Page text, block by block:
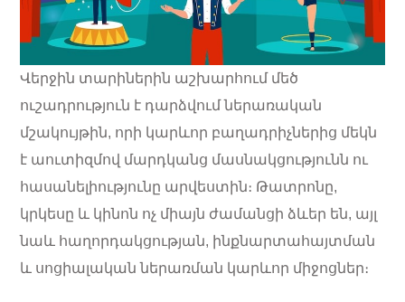
Վերջին տարիներին աշխարհում մեծ
ուշադրություն է դարձվում ներառական
մշակույթին, որի կարևոր բաղադրիչներից մեկն
է աուտիզմով մարդկանց մասնակցությունն ու
հասանելիությունը արվեստին։ Թատրոնը,
կրկեսը և կինոն ոչ միայն ժամանցի ձևեր են, այլ
նաև հաղորդակցության, ինքնարտահայտման
և սոցիալական ներառման կարևոր միջոցներ։